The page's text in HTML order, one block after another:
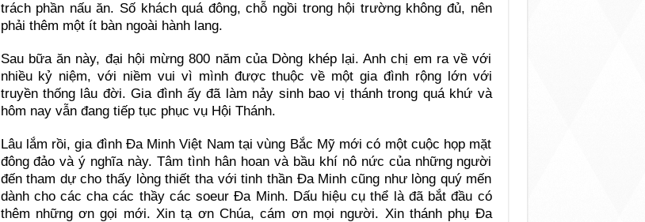
trách phần nấu ăn. Số khách quá đông, chỗ ngồi trong hội trường không đủ, nên
phải thêm một ít bàn ngoài hành lang.
Sau bữa ăn này, đại hội mừng 800 năm của Dòng khép lại. Anh chị em ra về với
nhiều kỷ niệm, với niềm vui vì mình được thuộc về một gia đình rộng lớn với
truyền thống lâu đời. Gia đình ấy đã làm nảy sinh bao vị thánh trong quá khứ và
hôm nay vẫn đang tiếp tục phục vụ Hội Thánh.
Lâu lắm rồi, gia đình Đa Minh Việt Nam tại vùng Bắc Mỹ mới có một cuộc họp mặt
đông đảo và ý nghĩa này. Tâm tình hân hoan và bầu khí nô nức của những người
đến tham dự cho thấy lòng thiết tha với tinh thần Đa Minh cũng như lòng quý mến
dành cho các cha các thầy các soeur Đa Minh. Dấu hiệu cụ thể là đã bắt đầu có
thêm những ơn gọi mới. Xin tạ ơn Chúa, cám ơn mọi người. Xin thánh phụ Đa